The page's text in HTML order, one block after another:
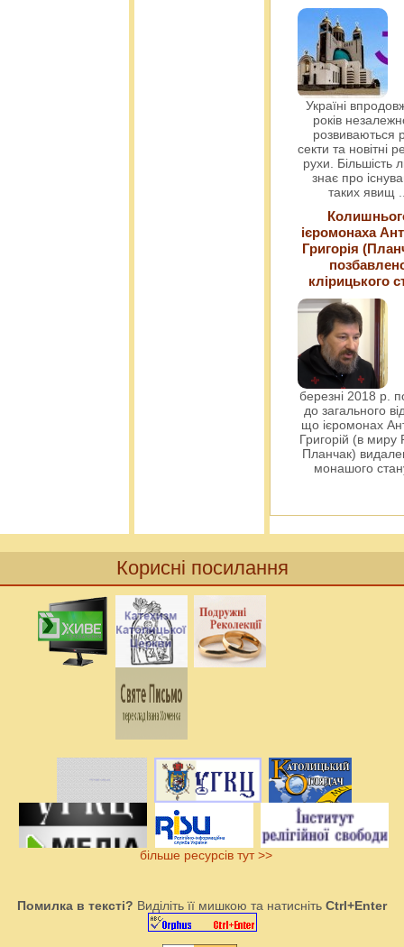
Україні
років
розвиваються
секти та новітні
рухи. Більшість
знає про
таких явищ
ієромонаха
Григорія
клірицького
березні 2018 р.
до загального
що ієромонах
Григорій (в миру
Планчак)
монашого
Корисні посилання
більше ресурсів тут >>
Помилка в тексті? Виділіть її мишкою та натисніть Ctrl+Enter